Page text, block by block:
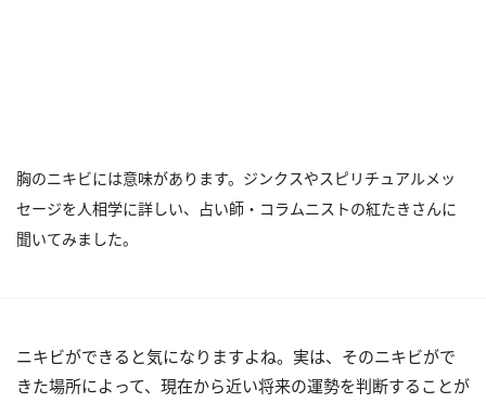
胸のニキビには意味があります。ジンクスやスピリチュアルメッ
セージを人相学に詳しい、占い師・コラムニストの紅たきさんに
聞いてみました。
ニキビができると気になりますよね。実は、そのニキビがで
きた場所によって、現在から近い将来の運勢を判断することが